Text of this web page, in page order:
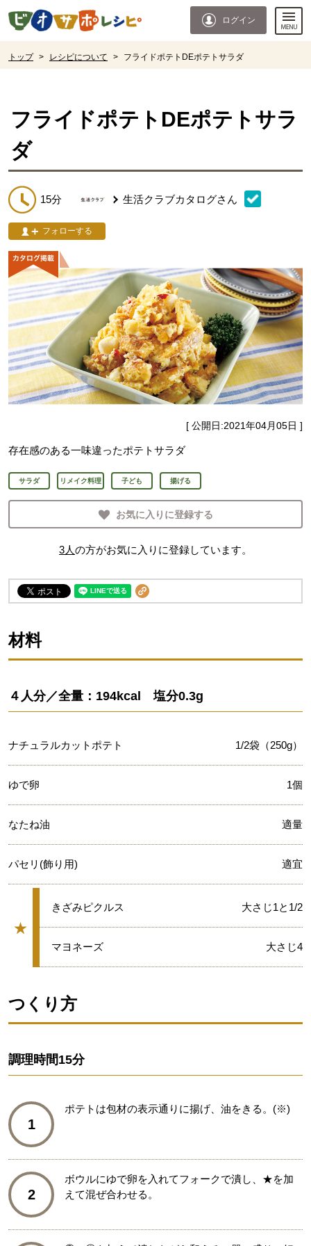
ページの先頭です。
ログイン
トップ > レシピについて > フライドポテトDEポテトサラダ
フライドポテトDEポテトサラ
ダ
15分 生活クラブカタログさん
フォローする
[ 公開日:2021年04月05日 ]
存在感のある一味違ったポテトサラダ
サラダ リメイク料理 子ども 揚げる
お気に入りに登録する
3人の方がお気に入りに登録しています。
材料
４人分／全量：194kcal 塩分0.3g
ナチュラルカットポテト 1/2袋（250g）
ゆで卵 1個
なたね油 適量
パセリ(飾り用) 適宜
★
グループ
★
きざみピクルス 大さじ1と1/2
★
マヨネーズ 大さじ4
つくり方
調理時間15分
1
ポテトは包材の表示通りに揚げ、油をきる。(※)
2
ボウルにゆで卵を入れてフォークで潰し、★を加
えて混ぜ合わせる。